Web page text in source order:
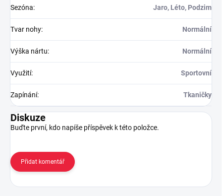
Sezóna: Jaro, Léto, Podzim
Tvar nohy: Normální
Výška nártu: Normální
Využití: Sportovní
Zapínání: Tkaničky
Diskuze
Buďte první, kdo napíše příspěvek k této položce.
Přidat komentář